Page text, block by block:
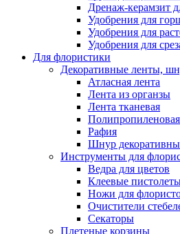
Дренаж-керамзит
Удобрения для
Удобрения для
Удобрения для
Для флористики
Декоративные ленты,
Атласная лента
Лента из органзы
Лента тканевая
Полипропиленовая
Рафия
Шнур
Инструменты для
Ведра для цветов
Клеевые
Ножи для
Очистители
Секаторы
Плетеные корзины